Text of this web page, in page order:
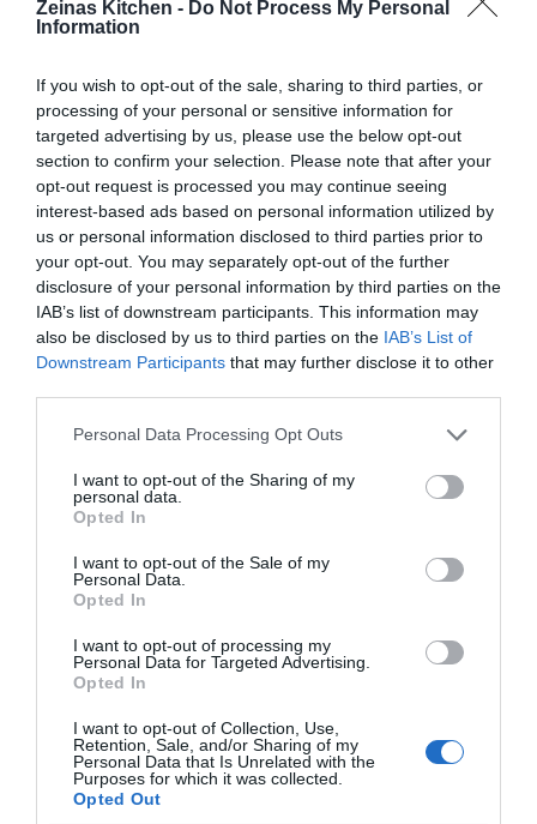
Zeinas Kitchen - Do Not Process My Personal
Information
If you wish to opt-out of the sale, sharing to third parties, or
processing of your personal or sensitive information for
targeted advertising by us, please use the below opt-out
section to confirm your selection. Please note that after your
opt-out request is processed you may continue seeing
interest-based ads based on personal information utilized by
us or personal information disclosed to third parties prior to
your opt-out. You may separately opt-out of the further
disclosure of your personal information by third parties on the
IAB’s list of downstream participants. This information may
also be disclosed by us to third parties on the IAB’s List of
Downstream Participants that may further disclose it to other
Personal Data Processing Opt Outs
I want to opt-out of the Sharing of my
personal data.
Opted In
I want to opt-out of the Sale of my
Personal Data.
Opted In
I want to opt-out of processing my
Personal Data for Targeted Advertising.
Opted In
I want to opt-out of Collection, Use,
Retention, Sale, and/or Sharing of my
Personal Data that Is Unrelated with the
Purposes for which it was collected.
Opted Out
med bakplåtspapper. Bred bönröra på tortillabröden,
ca 12-15 min, tills bröden blir lite frasiga. Ta ut från ugnen
och toppa med smulad fetaost och resten av toppingen.
Servera direkt!